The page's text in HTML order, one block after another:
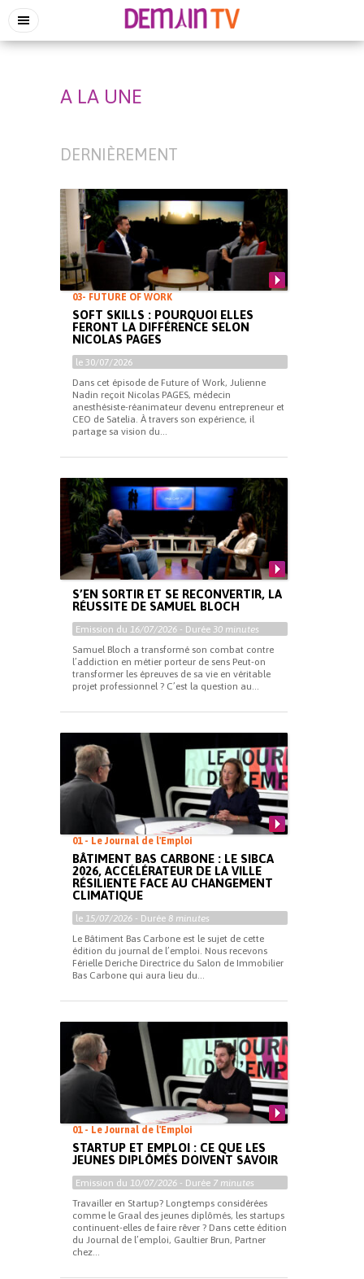
A LA UNE
DERNIÈREMENT
03- FUTURE OF WORK
SOFT SKILLS : POURQUOI ELLES
FERONT LA DIFFÉRENCE SELON
NICOLAS PAGES
le 30/07/2026
Dans cet épisode de Future of Work, Julienne
Nadin reçoit Nicolas PAGES, médecin
anesthésiste-réanimateur devenu entrepreneur et
CEO de Satelia. À travers son expérience, il
partage sa vision du...
S’EN SORTIR ET SE RECONVERTIR, LA
RÉUSSITE DE SAMUEL BLOCH
Emission du 16/07/2026 - Durée 30 minutes
Samuel Bloch a transformé son combat contre
l’addiction en métier porteur de sens Peut-on
transformer les épreuves de sa vie en véritable
projet professionnel ? C’est la question au...
01 - Le Journal de l'Emploi
BÂTIMENT BAS CARBONE : LE SIBCA
2026, ACCÉLÉRATEUR DE LA VILLE
RÉSILIENTE FACE AU CHANGEMENT
CLIMATIQUE
le 15/07/2026 - Durée 8 minutes
Le Bâtiment Bas Carbone est le sujet de cette
édition du journal de l’emploi. Nous recevons
Férielle Deriche Directrice du Salon de Immobilier
Bas Carbone qui aura lieu du...
01 - Le Journal de l'Emploi
STARTUP ET EMPLOI : CE QUE LES
JEUNES DIPLÔMÉS DOIVENT SAVOIR
Emission du 10/07/2026 - Durée 7 minutes
Travailler en Startup? Longtemps considérées
comme le Graal des jeunes diplômés, les startups
continuent-elles de faire rêver ? Dans cette édition
du Journal de l’emploi, Gaultier Brun, Partner
chez...